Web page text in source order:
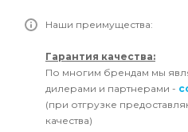
Наши преимущества:
Гарантия качества:
По многим брендам мы
дилерами и партнерами -
(при отгрузке
качества)